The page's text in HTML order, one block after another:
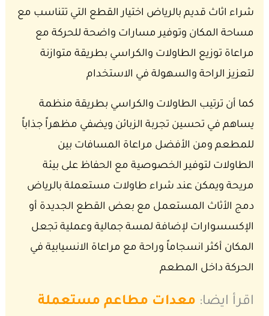
شراء اثاث قديم بالرياض اختيار القطع التي تتناسب مع
مساحة المكان وتوفير مسارات واضحة للحركة مع
مراعاة توزيع الطاولات والكراسي بطريقة متوازنة
لتعزيز الراحة والسهولة في الاستخدام
كما أن ترتيب الطاولات والكراسي بطريقة منظمة
يساهم في تحسين تجربة الزبائن ويضفي مظهراً جذاباً
للمطعم ومن الأفضل مراعاة المسافات بين
الطاولات لتوفير الخصوصية مع الحفاظ على بيئة
مريحة ويمكن عند شراء طاولات مستعملة بالرياض
دمج الأثاث المستعمل مع بعض القطع الجديدة أو
الإكسسوارات لإضافة لمسة جمالية وعملية تجعل
المكان أكثر انسجاماً وراحة مع مراعاة الانسيابية في
الحركة داخل المطعم
اقرأ ايضا: معدات مطاعم مستعملة